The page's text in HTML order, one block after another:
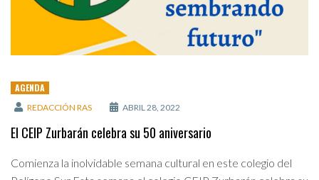
AGENDA
REDACCIÓN RAS ABRIL 28, 2022
El CEIP Zurbarán celebra su 50 aniversario
Comienza la inolvidable semana cultural en este colegio del